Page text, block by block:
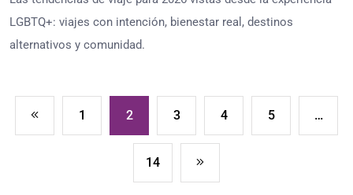
LGBTQ+: viajes con intención, bienestar real, destinos
alternativos y comunidad.
1 2 3 4 5 …
14